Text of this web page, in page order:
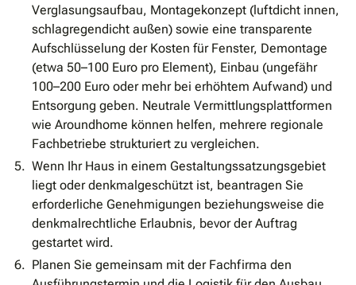
Verglasungsaufbau, Montagekonzept (luftdicht innen,
schlagregendicht außen) sowie eine transparente
Aufschlüsselung der Kosten für Fenster, Demontage
(etwa 50–100 Euro pro Element), Einbau (ungefähr
100–200 Euro oder mehr bei erhöhtem Aufwand) und
Entsorgung geben. Neutrale Vermittlungsplattformen
wie Aroundhome können helfen, mehrere regionale
Fachbetriebe strukturiert zu vergleichen.
Wenn Ihr Haus in einem Gestaltungssatzungsgebiet
liegt oder denkmalgeschützt ist, beantragen Sie
erforderliche Genehmigungen beziehungsweise die
denkmalrechtliche Erlaubnis, bevor der Auftrag
gestartet wird.
Planen Sie gemeinsam mit der Fachfirma den